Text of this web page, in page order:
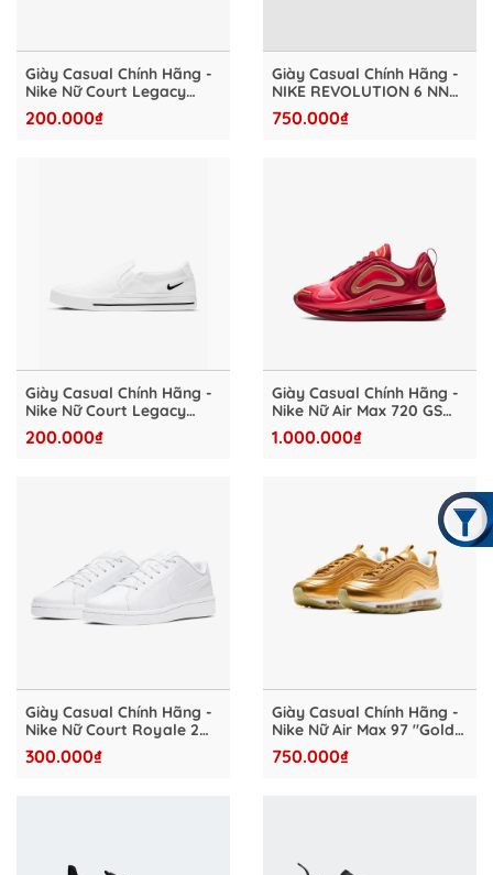
Giày Casual Chính Hãng -
Nike Nữ Court Legacy
Canvas "White" - CZ0294-
103
200.000₫
Giày Casual Chính Hãng -
NIKE REVOLUTION 6 NN
nữ "White" - DC3729-102
750.000₫
Giày Casual Chính Hãng -
Nike Nữ Court Legacy
Slip-on "White" - CW6540-
100
200.000₫
Giày Casual Chính Hãng -
Nike Nữ Air Max 720 GS
"Red" - AQ3195-600
1.000.000₫
Giày Casual Chính Hãng -
Nike Nữ Court Royale 2
"White" - CU9038-100
300.000₫
Giày Casual Chính Hãng -
Nike Nữ Air Max 97 "Gold"
- CJ0625-700
750.000₫